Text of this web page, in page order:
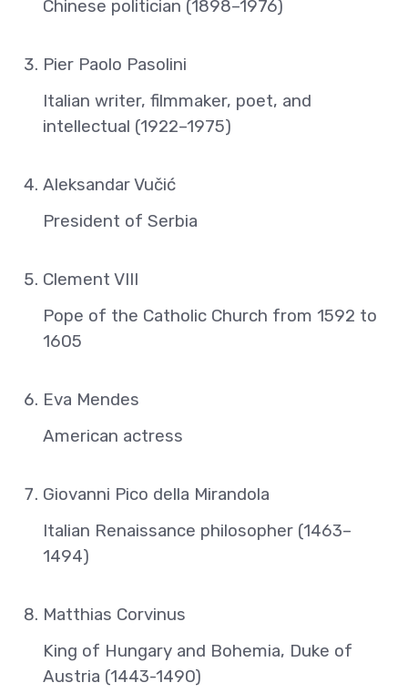
Chinese politician (1898–1976)
Pier Paolo Pasolini
Italian writer, filmmaker, poet, and
intellectual (1922–1975)
Aleksandar Vučić
President of Serbia
Clement VIII
Pope of the Catholic Church from 1592 to
1605
Eva Mendes
American actress
Giovanni Pico della Mirandola
Italian Renaissance philosopher (1463–
1494)
Matthias Corvinus
King of Hungary and Bohemia, Duke of
Austria (1443-1490)